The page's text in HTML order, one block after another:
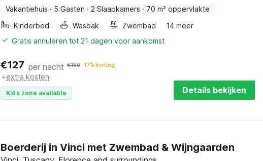
Vakantiehuis · 5 Gasten · 2 Slaapkamers · 70 m² oppervlakte
Kinderbed
Wasbak Zwembad
14 meer
Gratis annuleren tot 21 dagen voor aankomst
€127 per nacht €160 17% korting
+extra kosten
Kids zone available Details bekijken
Boerderij in Vinci met Zwembad & Wijngaarden